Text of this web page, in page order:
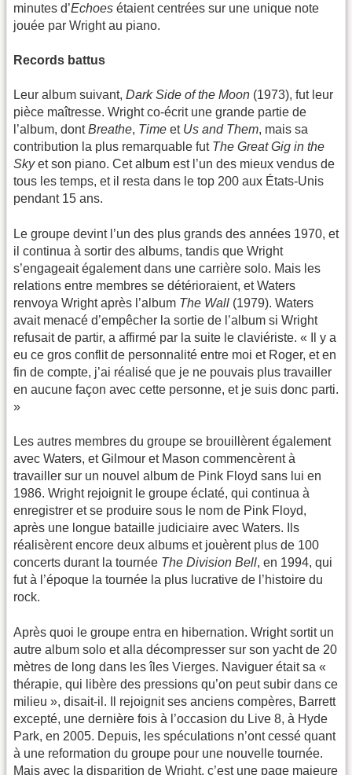
minutes d’Echoes étaient centrées sur une unique note
jouée par Wright au piano.
Records battus
Leur album suivant, Dark Side of the Moon (1973), fut leur
pièce maîtresse. Wright co-écrit une grande partie de
l’album, dontBreathe, Time et Us and Them, mais sa
contribution la plus remarquable fut The Great Gig in the
Skyet son piano. Cet album est l’un des mieux vendus de
tous les temps, et il resta dans le top 200 aux États-Unis
pendant 15 ans.
Le groupe devint l’un des plus grands des années 1970, et
il continua à sortir des albums, tandis que Wright
s’engageait également dans une carrière solo. Mais les
relations entre membres se détérioraient, et Waters
renvoya Wright après l’album The Wall (1979). Waters
avait menacé d’empêcher la sortie de l’album si Wright
refusait de partir, a affirmé par la suite le claviériste. « Il y a
eu ce gros conflit de personnalité entre moi et Roger, et en
fin de compte, j’ai réalisé que je ne pouvais plus travailler
en aucune façon avec cette personne, et je suis donc parti.
»
Les autres membres du groupe se brouillèrent également
avec Waters, et Gilmour et Mason commencèrent à
travailler sur un nouvel album de Pink Floyd sans lui en
1986. Wright rejoignit le groupe éclaté, qui continua à
enregistrer et se produire sous le nom de Pink Floyd,
après une longue bataille judiciaire avec Waters. Ils
réalisèrent encore deux albums et jouèrent plus de 100
concerts durant la tournée The Division Bell, en 1994, qui
fut à l’époque la tournée la plus lucrative de l’histoire du
rock.
Après quoi le groupe entra en hibernation. Wright sortit un
autre album solo et alla décompresser sur son yacht de 20
mètres de long dans les îles Vierges. Naviguer était sa «
thérapie, qui libère des pressions qu’on peut subir dans ce
milieu », disait-il. Il rejoignit ses anciens compères, Barrett
excepté, une dernière fois à l’occasion du Live 8, à Hyde
Park, en 2005. Depuis, les spéculations n’ont cessé quant
à une reformation du groupe pour une nouvelle tournée.
Mais avec la disparition de Wright, c’est une page majeure